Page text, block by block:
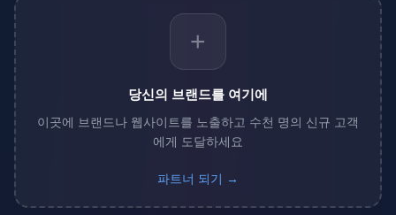
+
당신의 브랜드를 여기에
이곳에 브랜드나 웹사이트를 노출하고 수천 명의 신규 고객
에게 도달하세요
파트너 되기 →